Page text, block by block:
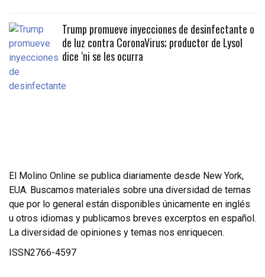
Trump promueve inyecciones de desinfectante o
de luz contra CoronaVirus; productor de Lysol
dice ‘ni se les ocurra
El Molino Online se publica diariamente desde New York,
EUA. Buscamos materiales sobre una diversidad de temas
que por lo general están disponibles únicamente en inglés
u otros idiomas y publicamos breves excerptos en español.
La diversidad de opiniones y temas nos enriquecen.
ISSN2766-4597